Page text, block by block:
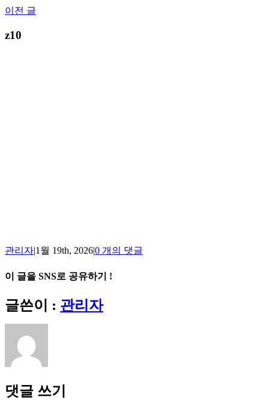
Skip
content
이전 글
z10
관리자|1월 19th, 2026|0 개의 댓글
이 글을 SNS로 공유하기 !
Facebook
X
Reddit
LinkedIn
Tumblr
Pinterest
Vk
이
메
일
글쓴이 : 관리자
댓글 쓰기